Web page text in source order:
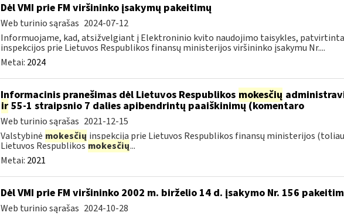
Dėl VMI prie FM viršininko įsakymų pakeitimų
Web turinio sąrašas 2024-07-12
Informuojame, kad, atsižvelgiant į Elektroninio kvito naudojimo taisykles,
inspekcijos prie Lietuvos Respublikos finansų ministerijos viršininko įsakymu Nr....
Metai: 2024
Informacinis pranešimas dėl Lietuvos Respublikos mokesčių
ir55-1 straipsnio 7 dalies apibendrintų paaiškinimų (komentaro
Web turinio sąrašas 2021-12-15
Valstybinė mokesčių inspekcija prie Lietuvos Respublikos finansų ministerijos
Lietuvos Respublikosmokesčių...
Metai: 2021
Dėl VMI prie FM viršininko 2002 m. birželio 14 d. įsakymo Nr. 156
Web turinio sąrašas 2024-10-28